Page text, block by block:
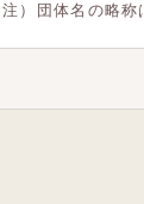
注）団体名の略